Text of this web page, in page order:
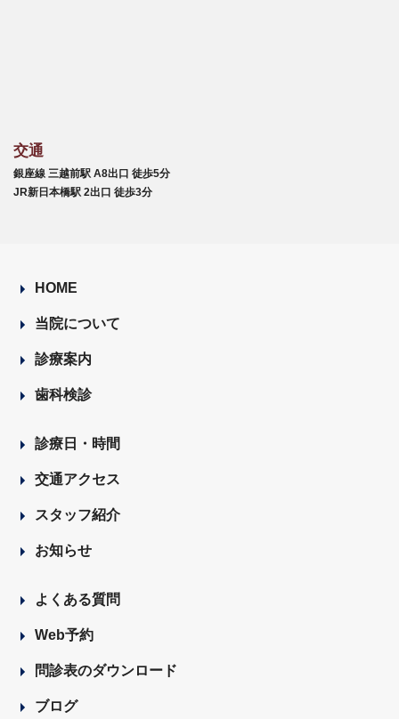
交通
銀座線 三越前駅 A8出口 徒歩5分
JR新日本橋駅 2出口 徒歩3分
HOME
当院について
診療案内
歯科検診
診療日・時間
交通アクセス
スタッフ紹介
お知らせ
よくある質問
Web予約
問診表のダウンロード
ブログ